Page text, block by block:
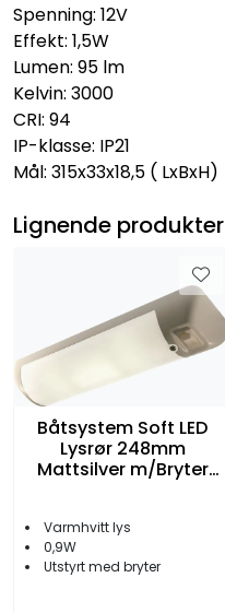
Spenning: 12V
Effekt: 1,5W
Lumen: 95 lm
Kelvin: 3000
CRI: 94
IP-klasse: IP21
Mål: 315x33x18,5 ( LxBxH)
Lignende produkter
Båtsystem Soft LED
Lysrør 248mm
Mattsilver m/Bryter
Varmhvitt lys
0,9W
Utstyrt med bryter